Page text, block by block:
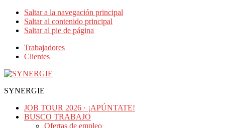
Saltar a la navegación principal
Saltar al contenido principal
Saltar al pie de página
Trabajadores
Clientes
SYNERGIE
JOB TOUR 2026 · ¡APÚNTATE!
BUSCO TRABAJO
Ofertas de empleo